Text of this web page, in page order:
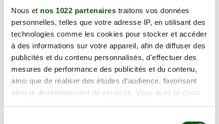
Nous et nos 1022 partenaires traitons vos données
personnelles, telles que votre adresse IP, en utilisant des
technologies comme les cookies pour stocker et accéder
à des informations sur votre appareil, afin de diffuser des
publicités et du contenu personnalisés, d'effectuer des
mesures de performance des publicités et du contenu,
ainsi que de réaliser des études d’audience, favorisant
ainsi le développement de services. Vous avez le choix
Vendredi 14 Août 2026
128.00€
Réserver maintenant